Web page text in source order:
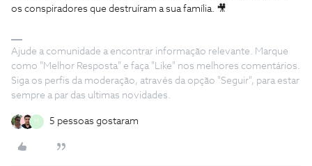
os conspiradores que destruíram a sua família. 🎥
Ajude a comunidade a encontrar informação relevante. Marque
como "Melhor Resposta" e faça "Like" nos melhores comentários.
Siga os perfis da moderação, através da opção "Seguir", para estar
sempre a par das ultimas novidades.
M 5 pessoas gostaram